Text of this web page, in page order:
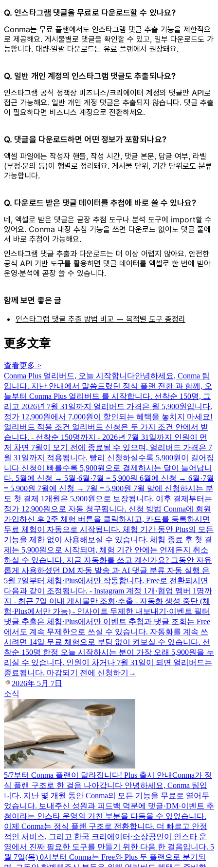
Q. 인스타그램 댓글을 무료로 다운로드할 수 있나요?
Conma는 무료 플랜에서도 인스타그램 댓글 추출 기능을 제한적으
로 제공해요. 게시물별로 댓글을 확인할 수 있고, 일부 다운로드도 가
능합니다. 대량·일괄 다운로드는 유료 플랜에서 권장돼요.
Q. 일반 개인 계정의 인스타그램 댓글도 추출되나요?
인스타그램 공식 정책상 비즈니스/크리에이터 계정의 댓글만 API로
접근 가능해요. 일반 개인 계정 댓글은 추출되지 않습니다. 댓글 추출
이 필요하다면 비즈니스 계정으로 전환하세요.
Q. 댓글을 다운로드하면 어떤 정보가 포함되나요?
엑셀 파일에는 작성자 핸들, 작성 시간, 댓글 본문, 답글 여부, 라벨
(부정·문의 등)이 행별로 정리돼요. 게시물 단위, 기간 단위로도 분류
가능합니다.
Q. 다운로드 받은 댓글 데이터를 추첨에 바로 쓸 수 있나요?
네, 엑셀로 받은 댓글은 곧장 추첨 도구나 분석 도구에 import할 수
있어요. Conma 내장 추첨 기능을 쓰면 다운로드 없이도 댓글 풀에
서 바로 추첨이 가능해요.
인스타그램 댓글 추출과 다운로드는 더 이상 어렵지 않아요. 안전한
공식 API 기반 도구를 활용하면 댓글 데이터를 엑셀로 한 번에 받아
운영·분석에 곧장 쓸 수 있습니다.
함께 보면 좋은 글
인스타그램 댓글 추출 방법 비교 — 목적별 도구 총정리
更多文章
查看更多 >
Conma Plus 얼리버드, 오늘 시작합니다안녕하세요, Conma 팀
입니다. 지난 안내에서 말씀드렸던 정식 플랜 전환 과 함께, 오
늘부터 Conma Plus 얼리버드 를 시작합니다. 선착순 150명, 그
리고 2026년 7월 31일까지 얼리버드 가격은 월 5,900원입니다.
정가 12,900원에서 7,000원이 할인되는 혜택을 놓치지 마세요!
얼리버드 적용 조건 얼리버드 신청은 두 가지 조건 안에서 받
습니다. - 선착순 150명까지 - 2026년 7월 31일까지 인원이 먼
저 차면 7월이 오기 전에 종료될 수 있으며, 얼리버드 가격은 7
월 31일까지 적용됩니다. 빨리 신청하실수록 5,900원이 길어집
니다 신청이 빠를수록 5,900원으로 결제하시는 달이 늘어납니
다. 5월에 신청 → 5월·6월·7월 = 5,900원 6월에 신청 → 6월·7월
= 5,900원 7월에 신청 → 7월 = 5,900원 7월 말에 신청하시는 분
도 첫 결제 1개월은 5,900원으로 보장됩니다. 이후 결제부터는
정가 12,900원으로 자동 청구됩니다. 신청 방법 Conma에 회원
가입하신 후 2주 체험 버튼을 클릭하시고, 카드를 등록하시면
무료 체험이 자동으로 시작됩니다. 체험 기간 동안 Plus의 모든
기능을 제한 없이 사용해보실 수 있습니다. 체험 종료 후 첫 결
제는 5,900원으로 시작되며, 체험 기간 안에는 언제든지 취소
하실 수 있습니다. 지금 자동화를 쓰고 계신가요? 그동안 자유
롭게 사용하셨던 DM 자동 발송 과 AI 댓글 분류 자동 실행 은
5월 7일부터 체험·Plus에서만 작동합니다. Free로 전환되시면
다음과 같이 조정됩니다. - Instagram 계정 1개·협업 멤버 1명까
지 - 최근 7일 이내 게시물만 조회·추출 - 자동화 생성 중단 (체
험·Plus에서만 가능) - 인사이트 무제한 내보내기·이벤트 필터
댓글 추출은 체험·Plus에서만 이벤트 추첨과 댓글 조회는 Free
에서도 계속 무제한으로 쓰실 수 있습니다. 자동화를 계속 쓰
시려면 14일 무료 체험으로 부담 없이 켜보실 수 있습니다. 선
착순 150명 한정 오늘 시작하시는 분이 가장 오래 5,900원을 누
리실 수 있습니다. 인원이 차거나 7월 31일이 되면 얼리버드는
종료됩니다. 마감되기 전에 신청하기→
2026年 5月 7日
소식
5/7부터 Conma 플랜이 달라집니다! Plus 출시 안내Conma가 정
식 플랜 구조로 한 걸음 나아갑니다 안녕하세요, Conma 팀입
니다. 지난 몇 개월 동안 Conma의 모든 기능을 무료로 열어두
었습니다. 보내주신 성원과 피드백 덕분에 댓글·DM·이벤트 추
첨이라는 인스타 운영의 거친 부분을 다듬을 수 있었습니다.
이제 Conma는 정식 플랜 구조로 전환합니다. 더 빠르고 안정
적인 서비스, 그리고 한국 크리에이터·소상공인이 인스타 운
영에서 진짜 필요한 도구를 만들기 위한 다음 한 걸음입니다. 5
월 7일(목) 0시부터 Conma는 Free와 Plus 두 플랜으로 분기되